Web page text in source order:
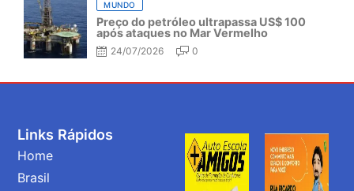
MUNDO
Preço do petróleo ultrapassa US$ 100
após ataques no Mar Vermelho
24/07/2026 0
Links Rápidos
Home
Brasil